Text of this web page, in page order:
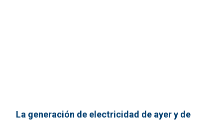
La generación de electricidad de ayer y de